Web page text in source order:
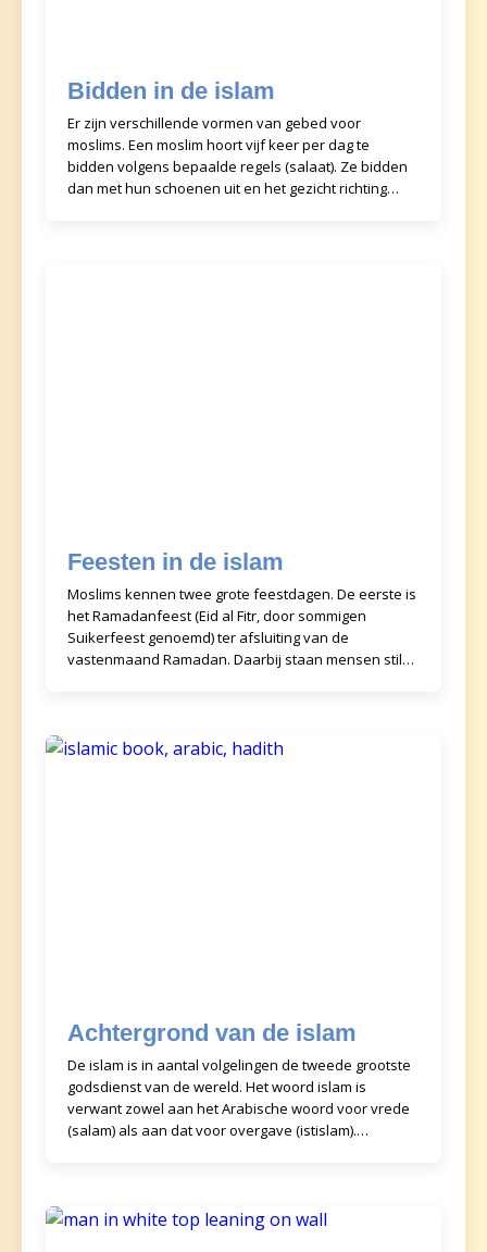
Bidden in de islam
Er zijn verschillende vormen van gebed voor
moslims. Een moslim hoort vijf keer per dag te
bidden volgens bepaalde regels (salaat). Ze bidden
dan met hun schoenen uit en het gezicht richting
Feesten in de islam
Moslims kennen twee grote feestdagen. De eerste is
het Ramadanfeest (Eid al Fitr, door sommigen
Suikerfeest genoemd) ter afsluiting van de
vastenmaand Ramadan. Daarbij staan mensen stil
Achtergrond van de islam
De islam is in aantal volgelingen de tweede grootste
godsdienst van de wereld. Het woord islam is
verwant zowel aan het Arabische woord voor vrede
(salam) als aan dat voor overgave (istislam).